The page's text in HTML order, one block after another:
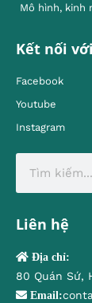
Mô hình, kinh
Kết nối
Facebook
Youtube
Instagram
Liên hệ
Địa chỉ:
80 Quán Sứ,
Email: